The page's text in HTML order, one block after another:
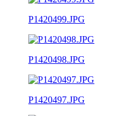
P1420499.JPG
P1420498.JPG
P1420497.JPG